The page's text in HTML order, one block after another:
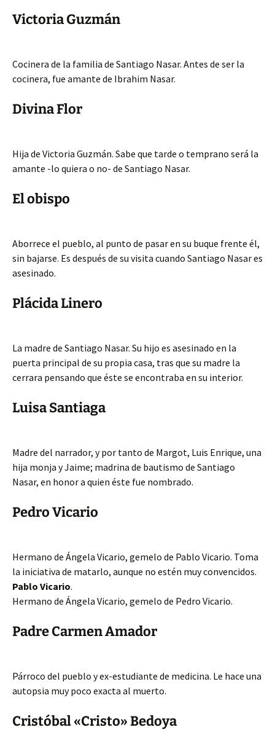
Victoria Guzmán
Cocinera de la familia de Santiago Nasar. Antes de ser la
cocinera, fue amante de Ibrahim Nasar.
Divina Flor
Hija de Victoria Guzmán. Sabe que tarde o temprano será la
amante -lo quiera o no- de Santiago Nasar.
El obispo
Aborrece el pueblo, al punto de pasar en su buque frente él,
sin bajarse. Es después de su visita cuando Santiago Nasar es
asesinado.
Plácida Linero
La madre de Santiago Nasar. Su hijo es asesinado en la
puerta principal de su propia casa, tras que su madre la
cerrara pensando que éste se encontraba en su interior.
Luisa Santiaga
Madre del narrador, y por tanto de Margot, Luis Enrique, una
hija monja y Jaime; madrina de bautismo de Santiago
Nasar, en honor a quien éste fue nombrado.
Pedro Vicario
Hermano de Ángela Vicario, gemelo de Pablo Vicario. Toma
la iniciativa de matarlo, aunque no estén muy convencidos.
Pablo Vicario.
Hermano de Ángela Vicario, gemelo de Pedro Vicario.
Padre Carmen Amador
Párroco del pueblo y ex-estudiante de medicina. Le hace una
autopsia muy poco exacta al muerto.
Cristóbal «Cristo» Bedoya